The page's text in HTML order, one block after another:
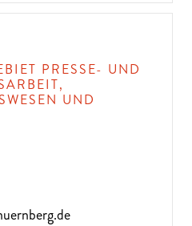
PRESSE- UND
UND